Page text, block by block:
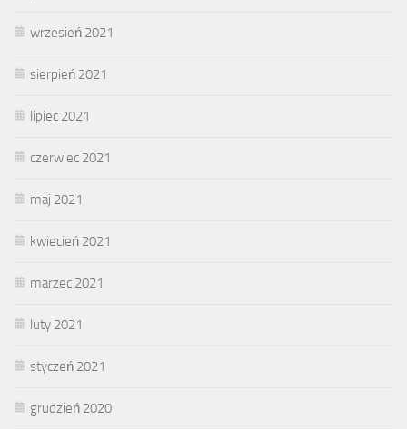
wrzesień 2021
sierpień 2021
lipiec 2021
czerwiec 2021
maj 2021
kwiecień 2021
marzec 2021
luty 2021
styczeń 2021
grudzień 2020